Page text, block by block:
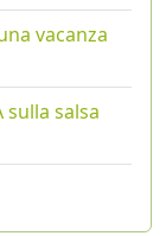
vacanza
salsa